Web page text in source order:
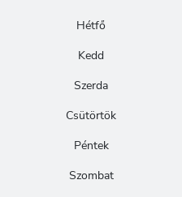
Hétfő
Kedd
Szerda
Csütörtök
Péntek
Szombat